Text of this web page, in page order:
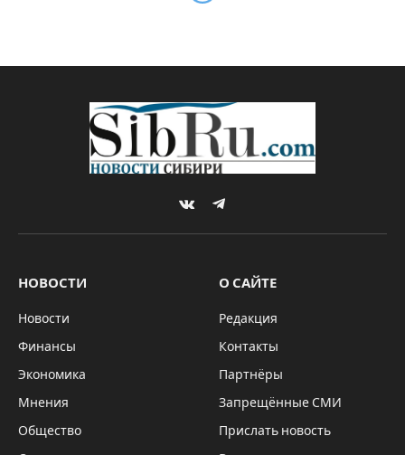
Дня Победы в
Новосибирской области
28.04.2025 *ГЛАВНОЕ
2 Mins Read